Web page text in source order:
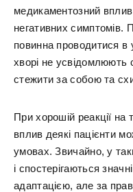
медикаментозний
негативних симптомів.
повинна проводитися в
хворі не усвідомлюють
стежити за собою та
При хорошій реакції на
вплив деякі пацієнти
умовах. Звичайно, у
і спостерігаються
адаптацією, але за